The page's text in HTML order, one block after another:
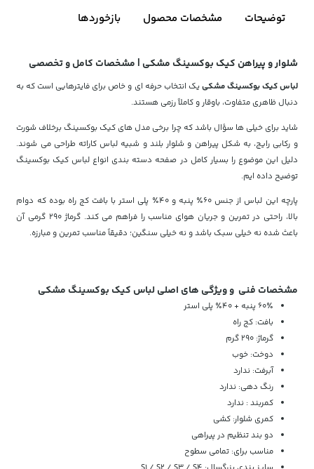
توضیحات مشخصات محصول بازخوردها
شلوار و پیراهن کیک بوکسینگ مشکی | مشخصات کامل و تخصصی
لباس کیک بوکسینگ مشکییک انتخاب حرفه ای و خاص برای فایترهایی است که به
دنبال ظاهری متفاوت، باوقار و کاملاً رزمی هستند.
شاید برای خیلی ها سؤال باشد که چرا برخی مدل های کیک بوکسینگ برخلاف شورت
و رکابی رایج، به شکل پیراهن و شلوار بلند و شبیه لباس کاراته طراحی می شوند.
دلیل این موضوع را بسیار کامل در صفحه دسته بندی انواع لباس کیک بوکسینگ
توضیح داده ایم.
پارچه این لباس از جنس 60٪ پنبه و 40٪ پلی استر با بافت کج راه بوده که دوام
بالا، راحتی در تمرین و جریان هوای مناسب را فراهم می کند. گرماژ 290 گرمی آن
باعث شده نه خیلی سبک باشد و نه خیلی سنگین؛ دقیقاً مناسب تمرین و مبارزه.
مشخصات فنی و ویژگی های اصلی لباس کیک بوکسینگ مشکی
60٪ پنبه + 40٪ پلی استر
بافت: کج راه
گرماژ: 290 گرم
دوخت: خوب
آبرفت: ندارد
رنگ دهی: ندارد
کمربند : ندارد
کمری شلوار: کشی
دو بند تنظیم در پیراهی
مناسب برای: تمامی سطوح